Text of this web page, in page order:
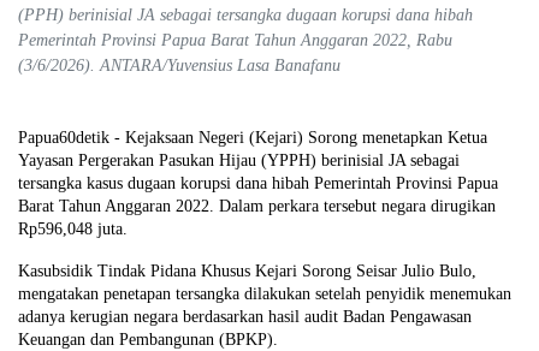
(PPH) berinisial JA sebagai tersangka dugaan korupsi dana hibah
Pemerintah Provinsi Papua Barat Tahun Anggaran 2022, Rabu
(3/6/2026). ANTARA/Yuvensius Lasa Banafanu
Papua60detik - Kejaksaan Negeri (Kejari) Sorong menetapkan Ketua
Yayasan Pergerakan Pasukan Hijau (YPPH) berinisial JA sebagai
tersangka kasus dugaan korupsi dana hibah Pemerintah Provinsi Papua
Barat Tahun Anggaran 2022. Dalam perkara tersebut negara dirugikan
Rp596,048 juta.
Kasubsidik Tindak Pidana Khusus Kejari Sorong Seisar Julio Bulo,
mengatakan penetapan tersangka dilakukan setelah penyidik menemukan
adanya kerugian negara berdasarkan hasil audit Badan Pengawasan
Keuangan dan Pembangunan (BPKP).